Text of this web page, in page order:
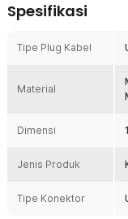
C dari perangkat
dimiliki.
Kabel dibuat dari inti
kestabilan aliran listrik
penggunaan jangka
Pilihan Panjang Kabel
sehingga dapat
Panjang kabel yang
Spesifikasi
Tipe Plug Kabel
Material
Dimensi
Jenis Produk
Tipe Konektor